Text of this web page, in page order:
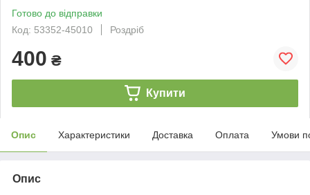
Готово до відправки
Код: 53352-45010
Роздріб
400 ₴
Купити
Опис Характеристики Доставка Оплата Умови
Опис